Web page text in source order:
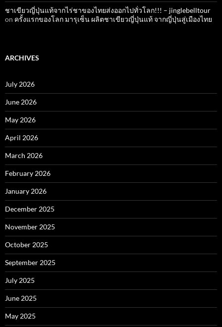
ชาเขียวญี่ปุ่นแท้จากไร่ชาของไทยส่งออกไปทั่วโลก!!! – jinglebelltour
on ครั้งแรกของโลก มารุเซ็น ผลิตชาเขียวญี่ปุ่นแท้ จากญี่ปุ่นสู่เมืองไทย
ARCHIVES
July 2026
June 2026
May 2026
April 2026
March 2026
February 2026
January 2026
December 2025
November 2025
October 2025
September 2025
July 2025
June 2025
May 2025